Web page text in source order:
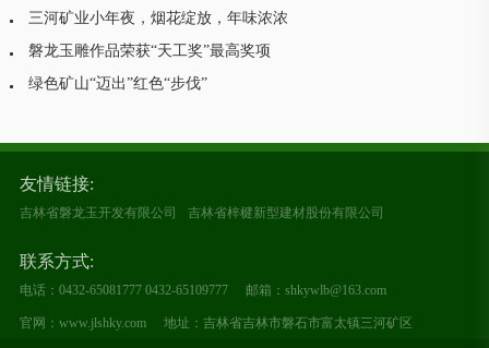
三河矿业小年夜，烟花绽放，年味浓浓
磐龙玉雕作品荣获“天工奖”最高奖项
绿色矿山“迈出”红色“步伐”
新篇章】三河矿业：牵手下游企业 打造绿色循环价值链条
吉林电视台品牌之夜-吉林省三河矿业开发有限公司
上海中医药大学成立磐龙玉矿物药国际研究院
友情链接:
吉林省磐龙玉开发有限公司 吉林省梓楗新型建材股份有限公司
联系方式:
电话：0432-65081777 0432-65109777 邮箱：shkywlb@163.com
官网：www.jlshky.com 地址：吉林省吉林市磐石市富太镇三河矿区